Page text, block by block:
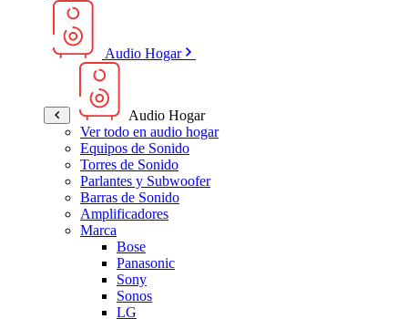
Audio Hogar
Audio Hogar
Ver todo en audio hogar
Equipos de Sonido
Torres de Sonido
Parlantes y Subwoofer
Barras de Sonido
Amplificadores
Marca
Bose
Panasonic
Sony
Sonos
LG